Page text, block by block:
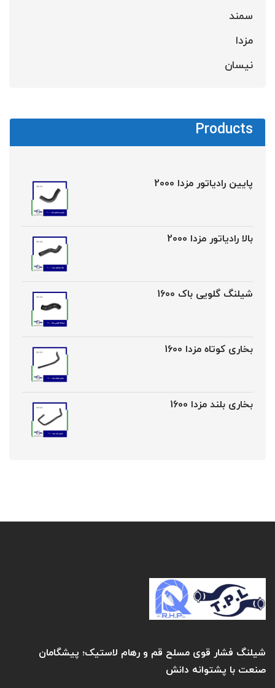
سمند
مزدا
نیسان
Products
پایین رادیاتور مزدا 2000
بالا رادیاتور مزدا 2000
شیلنگ گلویی باک 1600
بخاری کوتاه مزدا 1600
بخاری بلند مزدا 1600
شیلنگ فشار قوی مسلح قم و رهام لاستیک؛ پیشگامان
صنعت با پشتوانه دانش